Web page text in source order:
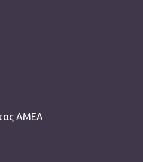
ΑΜΕΑ